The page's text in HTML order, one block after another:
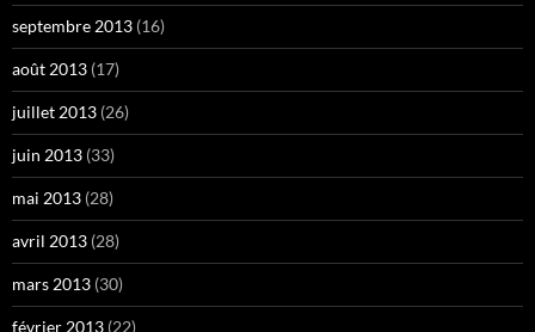
septembre 2013 (16)
août 2013 (17)
juillet 2013 (26)
juin 2013 (33)
mai 2013 (28)
avril 2013 (28)
mars 2013 (30)
février 2013 (22)